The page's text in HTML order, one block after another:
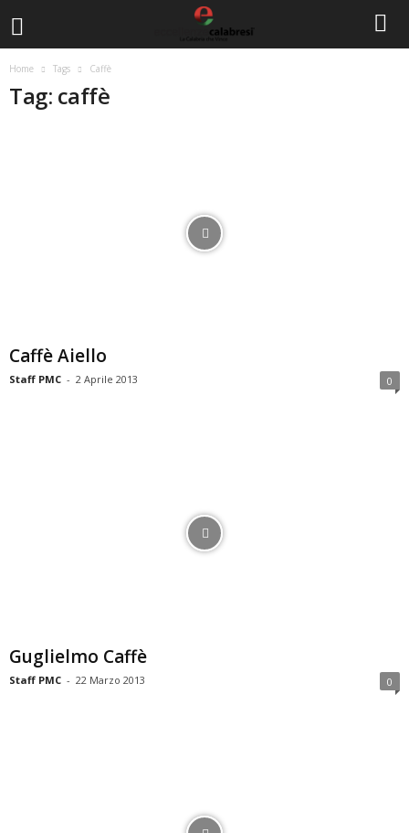
Home Tags Caffè
Tag: caffè
Caffè Aiello
Staff PMC - 2 Aprile 2013 0
Guglielmo Caffè
Staff PMC - 22 Marzo 2013 0